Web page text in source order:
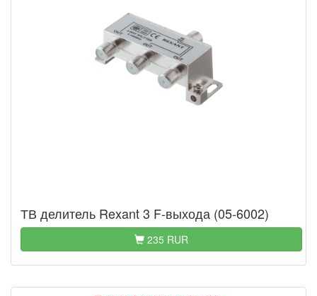
ТВ делитель Rexant 3 F-выхода (05-6002)
235 RUR